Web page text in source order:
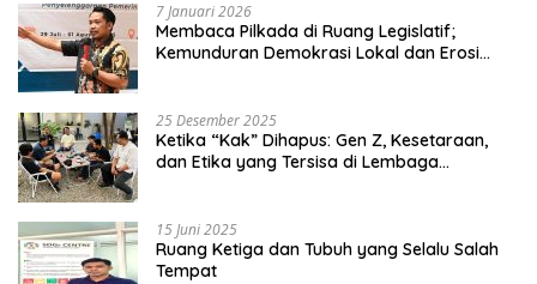
7 Januari 2026
Membaca Pilkada di Ruang Legislatif;
Kemunduran Demokrasi Lokal dan Erosi
25 Desember 2025
Ketika “Kak” Dihapus: Gen Z, Kesetaraan,
dan Etika yang Tersisa di Lembaga
15 Juni 2025
Ruang Ketiga dan Tubuh yang Selalu Salah
Tempat